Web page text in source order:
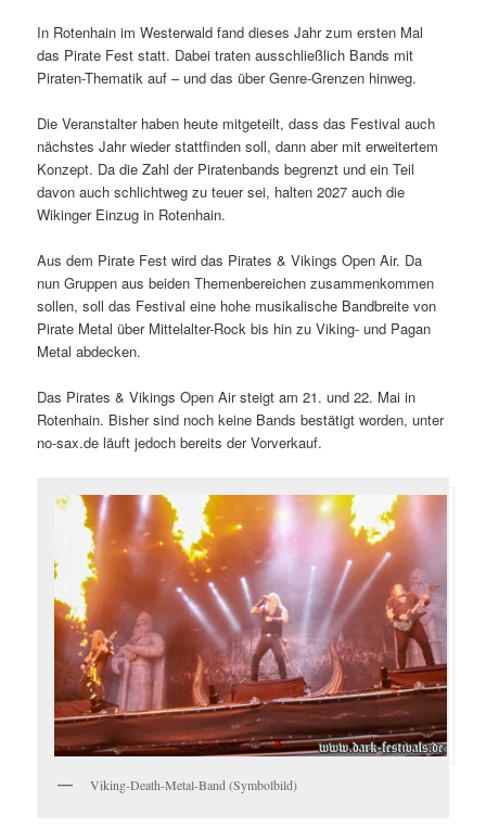
In Rotenhain im Westerwald fand dieses Jahr zum ersten Mal
das Pirate Fest statt. Dabei traten ausschließlich Bands mit
Piraten-Thematik auf – und das über Genre-Grenzen hinweg.
Die Veranstalter haben heute mitgeteilt, dass das Festival auch
nächstes Jahr wieder stattfinden soll, dann aber mit erweitertem
Konzept. Da die Zahl der Piratenbands begrenzt und ein Teil
davon auch schlichtweg zu teuer sei, halten 2027 auch die
Wikinger Einzug in Rotenhain.
Aus dem Pirate Fest wird das Pirates & Vikings Open Air. Da
nun Gruppen aus beiden Themenbereichen zusammenkommen
sollen, soll das Festival eine hohe musikalische Bandbreite von
Pirate Metal über Mittelalter-Rock bis hin zu Viking- und Pagan
Metal abdecken.
Das Pirates & Vikings Open Air steigt am 21. und 22. Mai in
Rotenhain. Bisher sind noch keine Bands bestätigt worden, unter
no-sax.de läuft jedoch bereits der Vorverkauf.
Viking-Death-Metal-Band (Symbolbild)